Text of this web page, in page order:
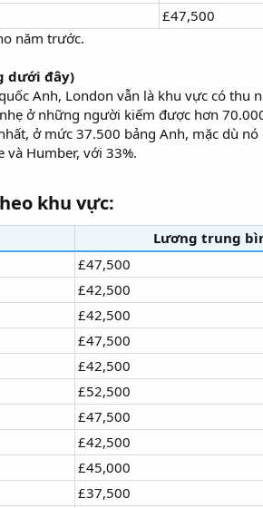
£47,500
năm trước.
dưới đây)
Anh, London vẫn là khu vực có
ở những người kiếm được hơn
ở mức 37.500 bảng Anh, mặc dù
và Humber, với 33%.
khu vực:​
Lương trung
£47,500
£42,500
£42,500
£47,500
£42,500
£52,500
£47,500
£42,500
£45,000
£37,500